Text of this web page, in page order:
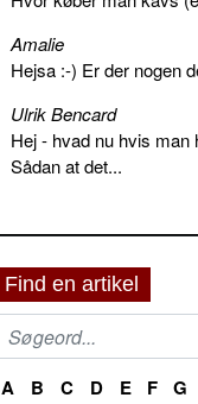
Amalie
Hejsa :-) Er der nogen
Ulrik Bencard
Hej - hvad nu hvis
Sådan at det...
Find en artikel
A B C D E F G